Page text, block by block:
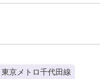
東京メトロ千代田線